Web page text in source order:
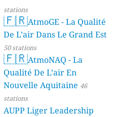
stations
🇫🇷AtmoGE - La Qualité
De L’air Dans Le Grand Est
50 stations
🇫🇷AtmoNAQ - La
Qualité De L’air En
Nouvelle Aquitaine 46
stations
AUPP Liger Leadership